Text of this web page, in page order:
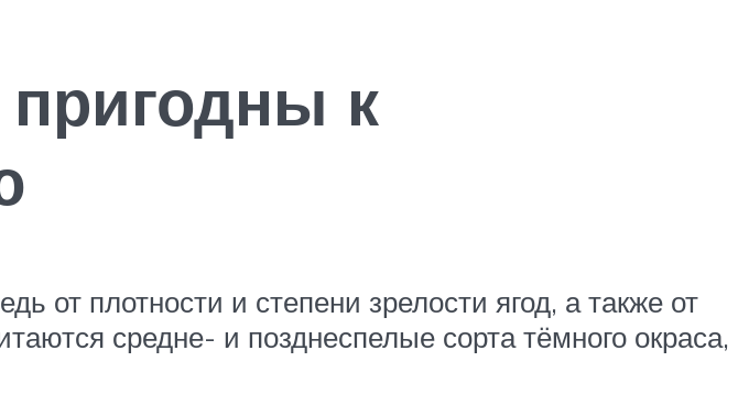
пригодны к
от плотности и степени зрелости ягод, а также от
средне- и позднеспелые сорта тёмного окраса,